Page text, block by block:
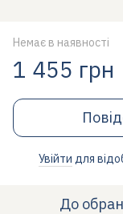
Немає в наявності
1 455 грн
Увійти для
До